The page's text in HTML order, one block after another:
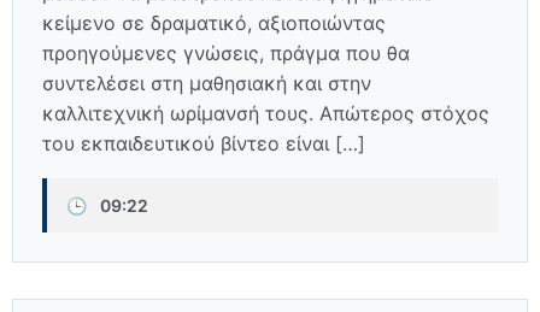
κείμενο σε δραματικό, αξιοποιώντας
προηγούμενες γνώσεις, πράγμα που θα
συντελέσει στη μαθησιακή και στην
καλλιτεχνική ωρίμανσή τους. Απώτερος στόχος
του εκπαιδευτικού βίντεο είναι […]
🕒 09:22